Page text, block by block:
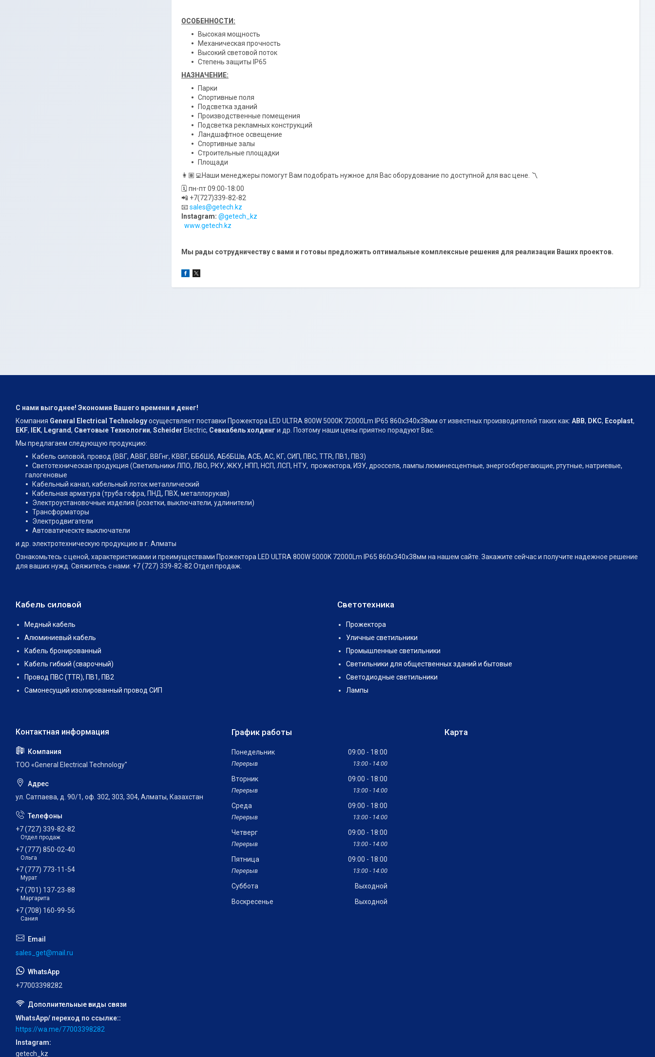
ОСОБЕННОСТИ:
Высокая мощность
Механическая прочность
Высокий световой поток
Степень защиты IP65
НАЗНАЧЕНИЕ:
Парки
Спортивные поля
Подсветка зданий
Производственные помещения
Подсветка рекламных конструкций
Ландшафтное освещение
Спортивные залы
Строительные площадки
Площади
👩🏽‍💻Наши менеджеры помогут Вам подобрать нужное для Вас оборудование по доступной для вас цене. 〽️
🗓 пн-пт 09:00-18:00
📲 +7(727)339-82-82
📧 sales@getech.kz
Instagram: @getech_kz
www.getech.kz
Мы рады сотрудничеству с вами и готовы предложить оптимальные комплексные решения для реализации Ваших проектов.
С нами выгоднее! Экономия Вашего времени и денег!
Компания General Electrical Technologyосуществляет поставки Прожектора LED ULTRA 800W 5000K 72000Lm IP65 860х340х38мм от известных производителей таких как: АВВ, DKC, Ecoplast,
EKF, IEK, Legrand, Световые Технологии, Scheider Electric, Севкабель холдинг и др. Поэтому наши цены приятно порадуют Вас.
Мы предлагаем следующую продукцию:
Кабель силовой, провод (ВВГ, АВВГ, ВВГнг, КВВГ, ББбШб, АБбБШв, АСБ, АС, КГ, СИП, ПВС, TTR, ПВ1, ПВ3)
Светотехническая продукция (Светильники ЛПО, ЛВО, РКУ, ЖКУ, НПП, НСП, ЛСП, НТУ, прожектора, ИЗУ, дросселя, лампы люминесцентные, энергосберегающие, ртутные, натриевые,
галогеновые
Кабельный канал, кабельный лоток металлический
Кабельная арматура (труба гофра, ПНД, ПВХ, металлорукав)
Электроустановочные изделия (розетки, выключатели, удлинители)
Трансформаторы
Электродвигатели
Автоватическте выключатели
и др. электротехническую продукцию в г. Алматы
Ознакомьтесь с ценой, характеристиками и преимуществами Прожектора LED ULTRA 800W 5000K 72000Lm IP65 860х340х38мм на нашем сайте. Закажите сейчас и получите надежное решение
для ваших нужд. Свяжитесь с нами: +7 (727) 339-82-82 Отдел продаж.
Кабель силовой
Медный кабель
Алюминиевый кабель
Кабель бронированный
Кабель гибкий (сварочный)
Провод ПВС (TTR), ПВ1, ПВ2
Самонесущий изолированный провод СИП
Светотехника
Прожектора
Уличные светильники
Промышленные светильники
Светильники для общественных зданий и бытовые
Светодиодные светильники
Лампы
ТОО «General Electrical Technology"
ул. Сатпаева, д. 90/1, оф. 302, 303, 304, Алматы, Казахстан
+7 (727) 339-82-82
Отдел продаж
+7 (777) 850-02-40
Ольга
+7 (777) 773-11-54
Мурат
+7 (701) 137-23-88
Маргарита
+7 (708) 160-99-56
Сания
sales_get@mail.ru
+77003398282
WhatsApp/ переход по ссылке:
https://wa.me/77003398282
Instagram
getech_kz
График работы
Понедельник 09:00 18:00
13:00 14:00
Вторник 09:00 18:00
13:00 14:00
Среда 09:00 18:00
13:00 14:00
Четверг 09:00 18:00
13:00 14:00
Пятница 09:00 18:00
13:00 14:00
Суббота
Выходной
Воскресенье
Выходной
Карта